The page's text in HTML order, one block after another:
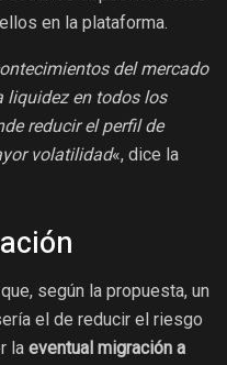
en la plataforma.
del mercado
liquidez en todos los
reducir el perfil de
volatilidad«, dice la
según la propuesta, un
el de reducir el riesgo
la eventual migración a